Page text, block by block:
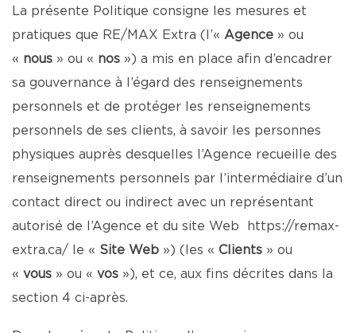
La présente Politique consigne les mesures et
pratiques que RE/MAX Extra (l’« Agence » ou
« nous » ou « nos ») a mis en place afin d’encadrer
sa gouvernance à l’égard des renseignements
personnels et de protéger les renseignements
personnels de ses clients, à savoir les personnes
physiques auprès desquelles l’Agence recueille des
renseignements personnels par l’intermédiaire d’un
contact direct ou indirect avec un représentant
autorisé de l’Agence et du site Web
https://remax-
extra.ca/ le « Site Web ») (les « Clients » ou
« vous » ou « vos »), et ce, aux fins décrites dans la
section 4 ci-après.